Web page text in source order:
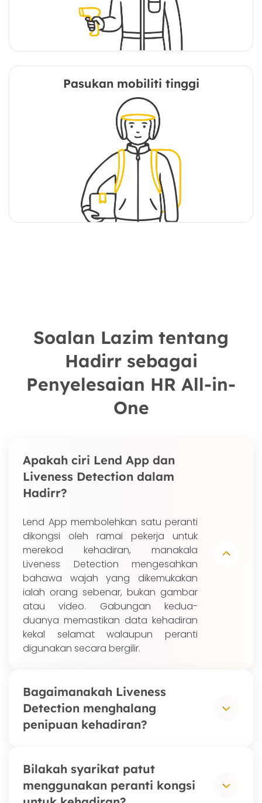
Pasukan mobiliti tinggi
Soalan Lazim tentang
Hadirr sebagai
Penyelesaian HR All-in-
One
Apakah ciri Lend App dan
Liveness Detection dalam
Hadirr?
Lend App membolehkan satu peranti
dikongsi oleh ramai pekerja untuk
merekod kehadiran, manakala
Liveness Detection mengesahkan
bahawa wajah yang dikemukakan
ialah orang sebenar, bukan gambar
atau video. Gabungan kedua-
duanya memastikan data kehadiran
kekal selamat walaupun peranti
digunakan secara bergilir.
Bagaimanakah Liveness
Detection menghalang
penipuan kehadiran?
Semasa daftar masuk, Liveness
Detection menganalisis wajah secara
masa nyata untuk mengesahkan
Bilakah syarikat patut
menggunakan peranti kongsi